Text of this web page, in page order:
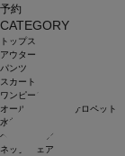
予約
CATEGORY
トップス
アウター
パンツ
スカート
ワンピース
オールインワン・サロペット
水着
ヘッドウェア
ネックウェア